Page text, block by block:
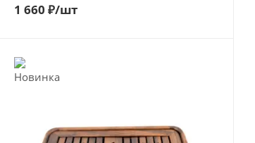
1 660 ₽/шт